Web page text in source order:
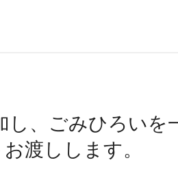
をコピー
し、ごみひろいを
渡しします。
智頭